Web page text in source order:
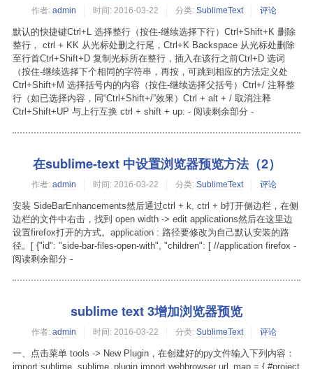
作者: admin 时间: 2016-03-22 分类: SublimeText 评论
默认的快捷键Ctrl+L 选择整行（按住-继续选择下行）Ctrl+Shift+K 删除
整行， ctrl + KK 从光标处删之行尾，Ctrl+K Backspace 从光标处删除
至行首Ctrl+Shift+D 复制光标所在整行，插入在该行之前Ctrl+D 选词
（按住-继续选择下个相同的字符串，再按，可跳到相应的方法定义处
Ctrl+Shift+M 选择括号内的内容（按住-继续选择父括号）Ctrl+/ 注释整
行（如已选择内容，同“Ctrl+Shift+/”效果）Ctrl + alt + / 取消注释
Ctrl+Shift+UP 与上行互换 ctrl + shift + up: - 阅读剩余部分 -
在sublime-text 中设置浏览器预览方法（2）
作者: admin 时间: 2016-03-22 分类: SublimeText 评论
安装 SideBarEnhancements然后通过ctrl + k, ctrl + b打开侧边栏，在侧
边栏的文件中右击，找到 open width -> edit applications然后在这里边
设置firefox打开的方式。application : 路径要修改为自己默认安装的路
径。[ {"id": "side-bar-files-open-with", "children": [ //application firefox -
阅读剩余部分 -
sublime text 3增加浏览器预览
作者: admin 时间: 2016-03-22 分类: SublimeText 评论
一、点击菜单 tools -> New Plugin，在创建好的py文件输入下列内容：
import sublime, sublime_plugin import webbrowser url_map = { #project